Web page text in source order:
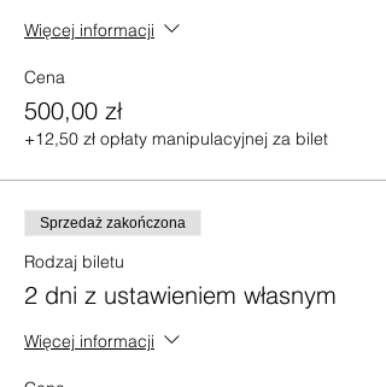
Więcej informacji
Cena
500,00 zł
+12,50 zł opłaty manipulacyjnej za bilet
Sprzedaż zakończona
Rodzaj biletu
2 dni z ustawieniem własnym
Więcej informacji